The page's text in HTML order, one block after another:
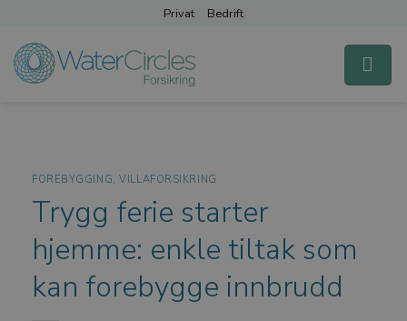
content
Privat Bedrift
FOREBYGGING,VILLAFORSIKRING
Trygg ferie starter
hjemme: enkle tiltak som
kan forebygge innbrudd